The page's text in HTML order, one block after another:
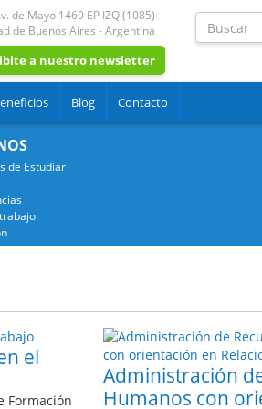
de Mayo 1460 EP IZQ (1085)
de Buenos Aires -Argentina
a nuestro newsletter
Blog Contacto
de Estudiar
el
Formación
Administración
Humanos con